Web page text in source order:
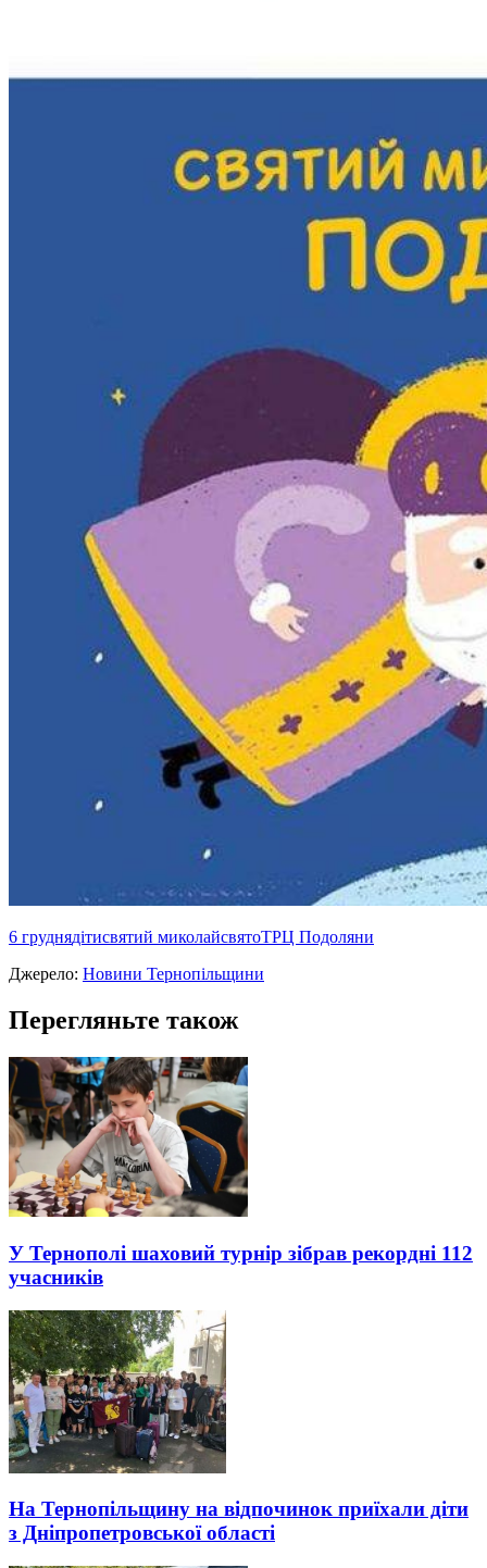
6 груднядітисвятий миколайсвятоТРЦ Подоляни
Джерело: Новини Тернопільщини
Перегляньте також
У Тернополі шаховий турнір зібрав рекордні 112
учасників
На Тернопільщину на відпочинок приїхали діти
з Дніпропетровської області